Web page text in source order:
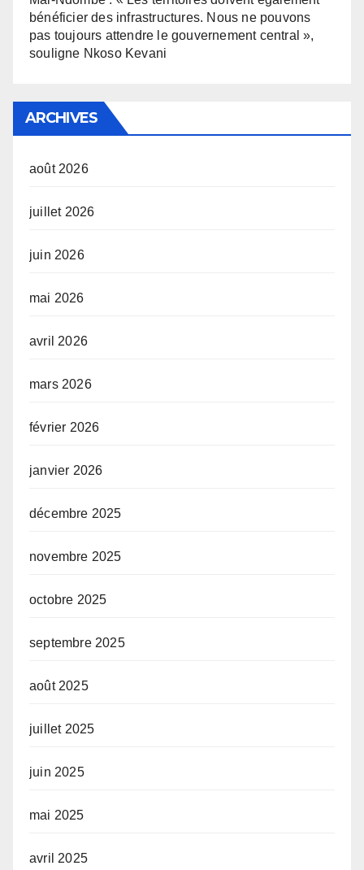
bénéficier des infrastructures. Nous ne pouvons
pas toujours attendre le gouvernement central »,
souligne Nkoso Kevani
ARCHIVES
août 2026
juillet 2026
juin 2026
mai 2026
avril 2026
mars 2026
février 2026
janvier 2026
décembre 2025
novembre 2025
octobre 2025
septembre 2025
août 2025
juillet 2025
juin 2025
mai 2025
avril 2025